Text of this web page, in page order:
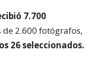
7.700
2.600 fotógrafos,
26 seleccionados.